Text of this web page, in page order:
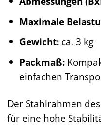
Maximale
Gewicht:ca. 3 kg
Packmaß:
einfachen
Der Stahlrahmen
für eine hohe